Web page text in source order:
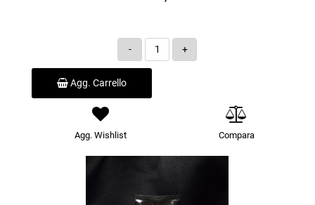
Quantità
Agg. Carrello
Agg. Wishlist Compara